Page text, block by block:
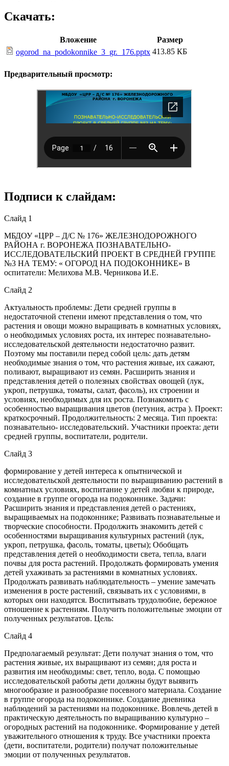
Скачать:
Вложение
Размер
ogorod_na_podokonnike_3_gr._176.pptx 413.85 КБ
Предварительный просмотр:
Подписи к слайдам:
Слайд 1
МБДОУ «ЦРР – Д/С № 176» ЖЕЛЕЗНОДОРОЖНОГО
РАЙОНА г. ВОРОНЕЖА ПОЗНАВАТЕЛЬНО-
ИССЛЕДОВАТЕЛЬСКИЙ ПРОЕКТ В СРЕДНЕЙ ГРУППЕ
№3 НА ТЕМУ: « ОГОРОД НА ПОДОКОННИКЕ» В
оспитатели: Мелихова М.В. Черникова И.Е.
Слайд 2
Актуальность проблемы: Дети средней группы в
недостаточной степени имеют представления о том, что
растения и овощи можно выращивать в комнатных условиях,
о необходимых условиях роста, их интерес познавательно-
исследовательской деятельности недостаточно развит.
Поэтому мы поставили перед собой цель: дать детям
необходимые знания о том, что растения живые, их сажают,
поливают, выращивают из семян. Расширить знания и
представления детей о полезных свойствах овощей (лук,
укроп, петрушка, томаты, салат, фасоль), их строении и
условиях, необходимых для их роста. Познакомить с
особенностью выращивания цветов (петуния, астра ). Проект:
краткосрочный. Продолжительность: 2 месяца. Тип проекта:
познавательно- исследовательский. Участники проекта: дети
средней группы, воспитатели, родители.
Слайд 3
формирование у детей интереса к опытнической и
исследовательской деятельности по выращиванию растений в
комнатных условиях, воспитание у детей любви к природе,
создание в группе огорода на подоконнике. Задачи:
Расширить знания и представления детей о растениях,
выращиваемых на подоконнике; Развивать познавательные и
творческие способности. Продолжить знакомить детей с
особенностями выращивания культурных растений (лук,
укроп, петрушка, фасоль, томаты, цветы); Обобщать
представления детей о необходимости света, тепла, влаги
почвы для роста растений. Продолжать формировать умения
детей ухаживать за растениями в комнатных условиях.
Продолжать развивать наблюдательность – умение замечать
изменения в росте растений, связывать их с условиями, в
которых они находятся. Воспитывать трудолюбие, бережное
отношение к растениям. Получить положительные эмоции от
полученных результатов. Цель:
Слайд 4
Предполагаемый результат: Дети получат знания о том, что
растения живые, их выращивают из семян; для роста и
развития им необходимы: свет, тепло, вода. С помощью
исследовательской работы дети должны будут выявить
многообразие и разнообразие посевного материала. Создание
в группе огорода на подоконнике. Создание дневника
наблюдений за растениями на подоконнике. Вовлечь детей в
практическую деятельность по выращиванию культурно –
огородных растений на подоконнике. Формирование у детей
уважительного отношения к труду. Все участники проекта
(дети, воспитатели, родители) получат положительные
эмоции от полученных результатов.